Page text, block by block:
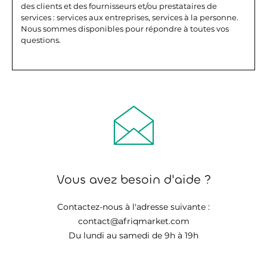
des clients et des fournisseurs et/ou prestataires de
services : services aux entreprises, services à la personne.
Nous sommes disponibles pour répondre à toutes vos
questions.
Vous avez besoin d'aide ?
Contactez-nous à l'adresse suivante :
contact@afriqmarket.com
Du lundi au samedi de 9h à 19h